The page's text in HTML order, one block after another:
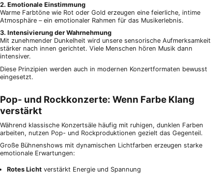
2. Emotionale Einstimmung
Warme Farbtöne wie Rot oder Gold erzeugen eine feierliche, intime
Atmosphäre – ein emotionaler Rahmen für das Musikerlebnis.
3. Intensivierung der Wahrnehmung
Mit zunehmender Dunkelheit wird unsere sensorische Aufmerksamkeit
stärker nach innen gerichtet. Viele Menschen hören Musik dann
intensiver.
Diese Prinzipien werden auch in modernen Konzertformaten bewusst
eingesetzt.
Pop- und Rockkonzerte: Wenn Farbe Klang
verstärkt
Während klassische Konzertsäle häufig mit ruhigen, dunklen Farben
arbeiten, nutzen Pop- und Rockproduktionen gezielt das Gegenteil.
Große Bühnenshows mit dynamischen Lichtfarben erzeugen starke
emotionale Erwartungen:
Rotes Licht verstärkt Energie und Spannung